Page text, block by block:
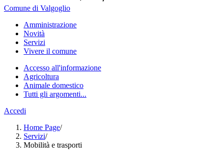
Comune di Valgoglio
Amministrazione
Novità
Servizi
Vivere il comune
Accesso all'informazione
Agricoltura
Animale domestico
Tutti gli argomenti...
Accedi
Home Page/
Servizi/
Mobilità e trasporti